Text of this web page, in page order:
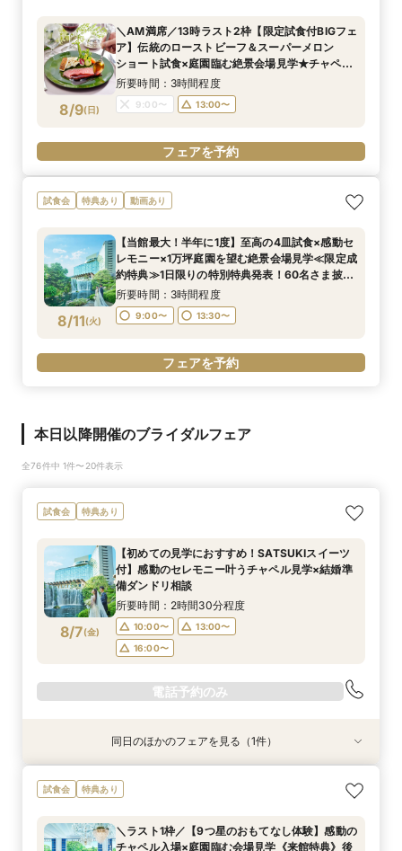
8/9(日)
＼AM満席／13時ラスト2枠【限定試食付BIGフェ
ア】伝統のローストビーフ＆スーパーメロン
ショート試食×庭園臨む絶景会場見学★チャペル
入場体験
所要時間：3時間程度
9:00〜 13:00〜
フェアを予約
試食会 特典あり 動画あり
8/11(火)
【当館最大！半年に1度】至高の4皿試食×感動セ
レモニー×1万坪庭園を望む絶景会場見学≪限定成
約特典≫1日限りの特別特典発表！60名さま披露
宴の場合、最大70万円お得！
所要時間：3時間程度
9:00〜 13:30〜
フェアを予約
本日以降開催のブライダルフェア
全76件中 1件〜20件表示
試食会 特典あり
8/7(金)
【初めての見学におすすめ！SATSUKIスイーツ
付】感動のセレモニー叶うチャペル見学×結婚準
備ダンドリ相談
所要時間：2時間30分程度
10:00〜
13:00〜
16:00〜
電話予約のみ
特典あり
【美しき日本の結婚式】本格神殿＆1万坪の庭園
臨む絶景会場×パティスリーSATSUKIスイーツ体
所要時間：2時間程度
同日のほかのフェアを見る（1件）
試食会 特典あり
＼ラスト1枠／【9つ星のおもてなし体験】感動の
チャペル入場×庭園臨む会場見学《来館特典》後